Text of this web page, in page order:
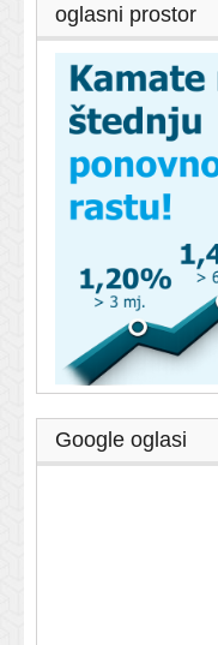
oglasni prostor
Google oglasi